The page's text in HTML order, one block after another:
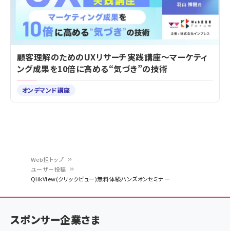
ン
く
Web担トップ
ユーザー投稿
QlikView(クリックビュー)無料体験ハンズオンセミナー
顧客理解のためのUXリサーチ実践講座～マーケティ
ング成果を10倍に高める“気づき”の技術
オンデマンド講座
スポンサー企業さま